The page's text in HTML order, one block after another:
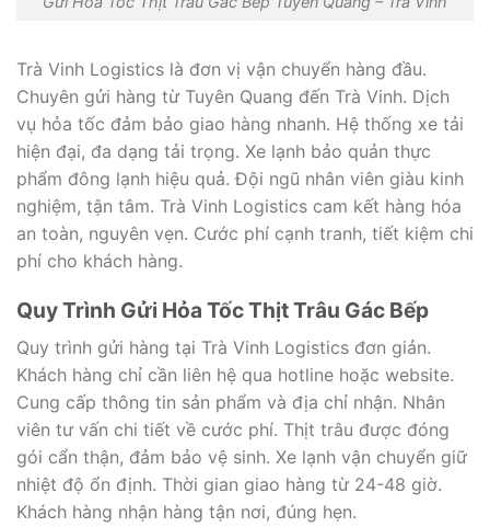
Trà Vinh Logistics là đơn vị vận chuyển hàng đầu.
Chuyên gửi hàng từ Tuyên Quang đến Trà Vinh. Dịch
vụ hỏa tốc đảm bảo giao hàng nhanh. Hệ thống xe tải
hiện đại, đa dạng tải trọng. Xe lạnh bảo quản thực
phẩm đông lạnh hiệu quả. Đội ngũ nhân viên giàu kinh
nghiệm, tận tâm. Trà Vinh Logistics cam kết hàng hóa
an toàn, nguyên vẹn. Cước phí cạnh tranh, tiết kiệm chi
phí cho khách hàng.
Quy Trình Gửi Hỏa Tốc Thịt Trâu Gác Bếp
Quy trình gửi hàng tại Trà Vinh Logistics đơn giản.
Khách hàng chỉ cần liên hệ qua hotline hoặc website.
Cung cấp thông tin sản phẩm và địa chỉ nhận. Nhân
viên tư vấn chi tiết về cước phí. Thịt trâu được đóng
gói cẩn thận, đảm bảo vệ sinh. Xe lạnh vận chuyển giữ
nhiệt độ ổn định. Thời gian giao hàng từ 24-48 giờ.
Khách hàng nhận hàng tận nơi, đúng hẹn.